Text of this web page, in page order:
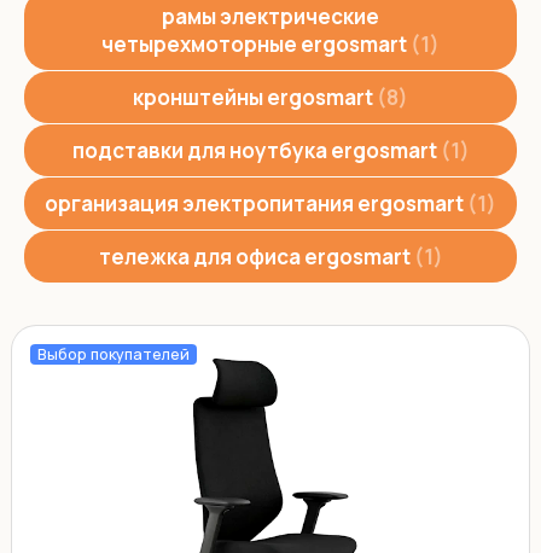
рамы электрические
четырехмоторные ergosmart 1
кронштейны ergosmart 8
подставки для ноутбука ergosmart 1
организация электропитания ergosmart 1
тележка для офиса ergosmart 1
Выбор покупателей